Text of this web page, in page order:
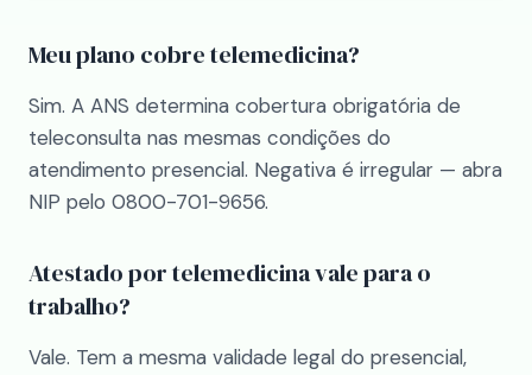
Meu plano cobre telemedicina?
Sim. A ANS determina cobertura obrigatória de
teleconsulta nas mesmas condições do
atendimento presencial. Negativa é irregular — abra
NIP pelo 0800-701-9656.
Atestado por telemedicina vale para o
trabalho?
Vale. Tem a mesma validade legal do presencial,